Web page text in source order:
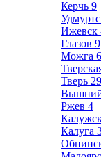
Керчь 9
Ижевск
Глазов 9
Можга 6
Тверь 29
Ржев 4
Калуга